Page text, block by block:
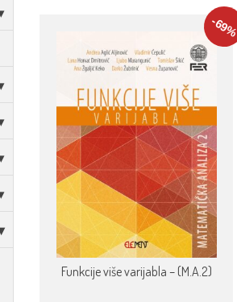
-69%
Funkcije više varijabla – (M.A.2)